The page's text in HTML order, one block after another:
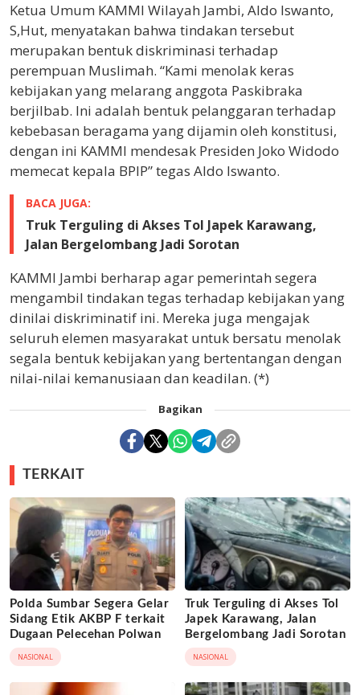
Ketua Umum KAMMI Wilayah Jambi, Aldo Iswanto,
S,Hut, menyatakan bahwa tindakan tersebut
merupakan bentuk diskriminasi terhadap
perempuan Muslimah. “Kami menolak keras
kebijakan yang melarang anggota Paskibraka
berjilbab. Ini adalah bentuk pelanggaran terhadap
kebebasan beragama yang dijamin oleh konstitusi,
dengan ini KAMMI mendesak Presiden Joko Widodo
memecat kepala BPIP” tegas Aldo Iswanto.
BACA JUGA:
Truk Terguling di Akses Tol Japek Karawang,
Jalan Bergelombang Jadi Sorotan
KAMMI Jambi berharap agar pemerintah segera
mengambil tindakan tegas terhadap kebijakan yang
dinilai diskriminatif ini. Mereka juga mengajak
seluruh elemen masyarakat untuk bersatu menolak
segala bentuk kebijakan yang bertentangan dengan
nilai-nilai kemanusiaan dan keadilan. (*)
Bagikan
TERKAIT
Polda Sumbar Segera Gelar
Sidang Etik AKBP F terkait
Dugaan Pelecehan Polwan
NASIONAL
Truk Terguling di Akses Tol
Japek Karawang, Jalan
Bergelombang Jadi Sorotan
NASIONAL